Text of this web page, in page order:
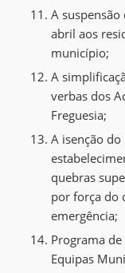
A suspensão
abril aos
município;
A
verbas dos
Freguesia;
A isenção
quebras
por força do
emergência;
Programa
Equipas